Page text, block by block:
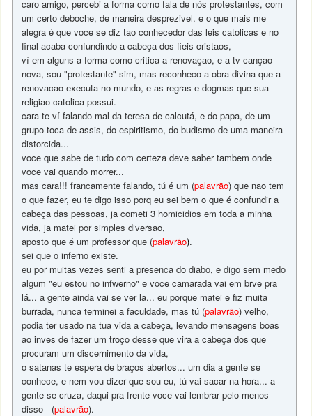
caro amigo, percebi a forma como fala de nós protestantes, com
um certo deboche, de maneira desprezivel. e o que mais me
alegra é que voce se diz tao conhecedor das leis catolicas e no
final acaba confundindo a cabeça dos fieis cristaos,
ví em alguns a forma como critica a renovaçao, e a tv cançao
nova, sou "protestante" sim, mas reconheco a obra divina que a
renovacao executa no mundo, e as regras e dogmas que sua
religiao catolica possui.
cara te ví falando mal da teresa de calcutá, e do papa, de um
grupo toca de assis, do espiritismo, do budismo de uma maneira
distorcida...
voce que sabe de tudo com certeza deve saber tambem onde
voce vai quando morrer...
mas cara!!! francamente falando, tú é um (palavrão) que nao tem
o que fazer, eu te digo isso porq eu sei bem o que é confundir a
cabeça das pessoas, ja cometi 3 homicidios em toda a minha
vida, ja matei por simples diversao,
aposto que é um professor que (palavrão).
sei que o inferno existe.
eu por muitas vezes senti a presenca do diabo, e digo sem medo
algum "eu estou no infwerno" e voce camarada vai em brve pra
lá... a gente ainda vai se ver la... eu porque matei e fiz muita
burrada, nunca terminei a faculdade, mas tú (palavrão) velho,
podia ter usado na tua vida a cabeça, levando mensagens boas
ao inves de fazer um troço desse que vira a cabeça dos que
procuram um discernimento da vida,
o satanas te espera de braços abertos... um dia a gente se
conhece, e nem vou dizer que sou eu, tú vai sacar na hora... a
gente se cruza, daqui pra frente voce vai lembrar pelo menos
disso - (palavrão).